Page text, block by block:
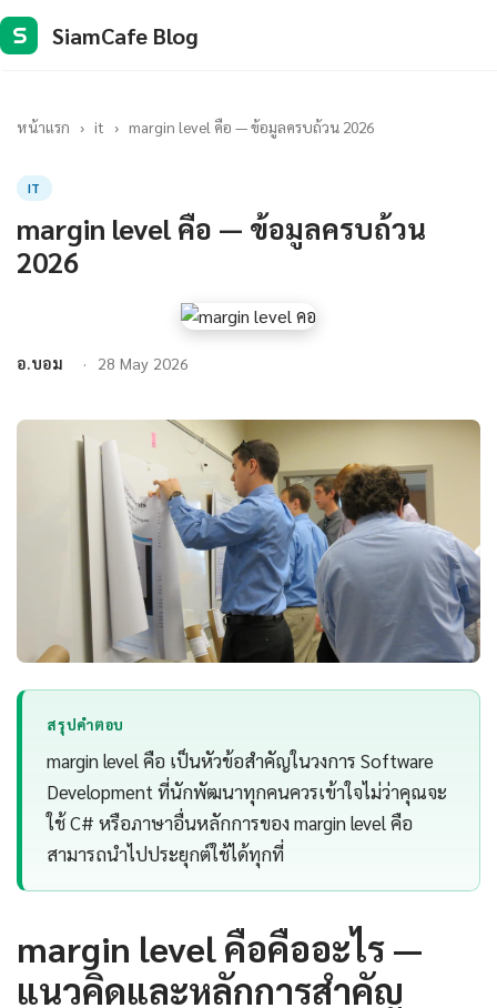
S SiamCafe Blog
หน้าแรก › it › margin level คือ — ข้อมูลครบถ้วน 2026
IT
margin level คือ — ข้อมูลครบถ้วน
2026
อ.บอม 28 May 2026
สรุปคำตอบ
margin level คือ เป็นหัวข้อสำคัญในวงการ Software
Development ที่นักพัฒนาทุกคนควรเข้าใจไม่ว่าคุณจะ
ใช้ C# หรือภาษาอื่นหลักการของ margin level คือ
สามารถนำไปประยุกต์ใช้ได้ทุกที่
margin level คือคืออะไร —
แนวคิดและหลักการสำคัญ